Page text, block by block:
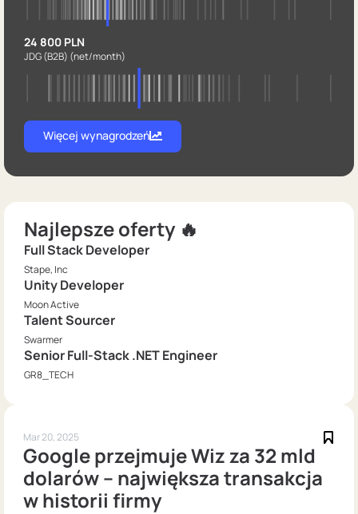
24 800 PLN
JDG (B2B) (net/month)
Więcej wynagrodzeń
Najlepsze oferty 🔥
Full Stack Developer
Stape, Inc
Unity Developer
Moon Active
Talent Sourcer
Swarmer
Senior Full-Stack .NET Engineer
GR8_TECH
Mar 20, 2025
Google przejmuje Wiz za 32 mld
dolarów – największa transakcja
w historii firmy